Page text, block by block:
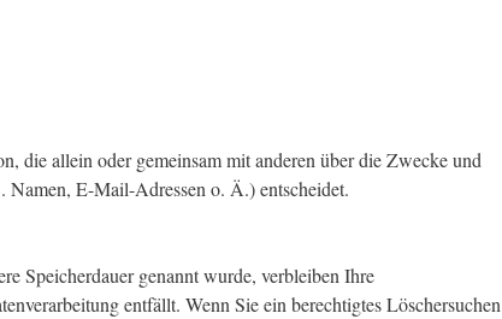
die allein oder gemeinsam mit anderen über die Zwecke und
E-Mail-Adressen o. Ä.) entscheidet.
Speicherdauer genannt wurde, verbleiben Ihre
entfällt. Wenn Sie ein berechtigtes Löschersuchen